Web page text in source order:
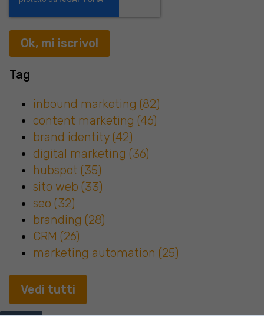
Tag
inbound marketing (82)
content marketing (46)
brand identity (42)
digital marketing (36)
hubspot (35)
sito web (33)
seo (32)
branding (28)
CRM (26)
marketing automation (25)
Vedi tutti